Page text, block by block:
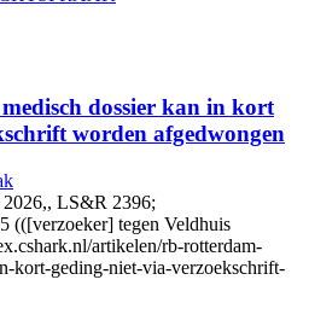
dossier kan in kort
worden afgedwongen
2026,, LS&R 2396;
tegen Veldhuis
artikelen/rb-rotterdam-
kort-geding-niet-via-verzoekschrift-